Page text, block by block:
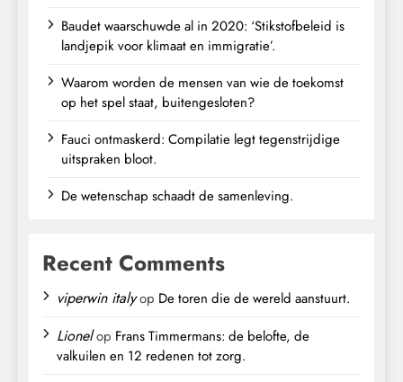
Baudet waarschuwde al in 2020: ‘Stikstofbeleid is
landjepik voor klimaat en immigratie’.
Waarom worden de mensen van wie de toekomst
op het spel staat, buitengesloten?
Fauci ontmaskerd: Compilatie legt tegenstrijdige
uitspraken bloot.
De wetenschap schaadt de samenleving.
Recent Comments
viperwin italyop De toren die de wereld aanstuurt.
Lionelop Frans Timmermans: de belofte, de
valkuilen en 12 redenen tot zorg.